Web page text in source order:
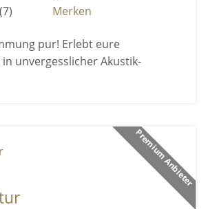
(7)
Merken
pur! Erlebt eure
unvergesslicher Akustik-
Premium Anbieter